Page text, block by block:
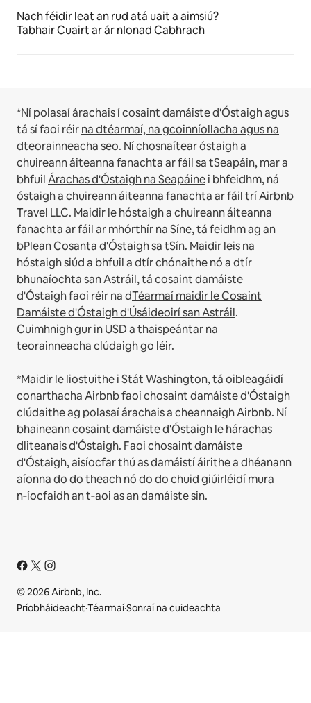
Nach féidir leat an rud atá uait a aimsiú?
Tabhair Cuairt ar ár nIonad Cabhrach
*Ní polasaí árachais í cosaint damáiste d'Óstaigh agus
tá sí faoi réirna dtéarmaí, na gcoinníollacha agus na
dteorainneachaseo. Ní chosnaítear óstaigh a
chuireann áiteanna fanachta ar fáil sa tSeapáin, mar a
bhfuilÁrachas d'Óstaigh na Seapáinei bhfeidhm, ná
óstaigh a chuireann áiteanna fanachta ar fáil trí Airbnb
Travel LLC. Maidir le hóstaigh a chuireann áiteanna
fanachta ar fáil ar mhórthír na Síne, tá feidhm ag an
bPlean Cosanta d'Óstaigh sa tSín. Maidir leis na
hóstaigh siúd a bhfuil a dtír chónaithe nó a dtír
bhunaíochta san Astráil, tá cosaint damáiste
d'Óstaigh faoi réir na dTéarmaí maidir le Cosaint
Damáiste d'Óstaigh d'Úsáideoirí san Astráil.
Cuimhnigh gur in USD a thaispeántar na
teorainneacha clúdaigh go léir.
*Maidir le liostuithe i Stát Washington, tá oibleagáidí
conarthacha Airbnb faoi chosaint damáiste d'Óstaigh
clúdaithe ag polasaí árachais a cheannaigh Airbnb. Ní
bhaineann cosaint damáiste d'Óstaigh le hárachas
dliteanais d'Óstaigh. Faoi chosaint damáiste
d'Óstaigh, aisíocfar thú as damáistí áirithe a dhéanann
aíonna do do theach nó do do chuid giúirléidí mura
n‑íocfaidh an t‑aoi as an damáiste sin.
© 2026 Airbnb, Inc.
Príobháideacht·Téarmaí·Sonraí na cuideachta